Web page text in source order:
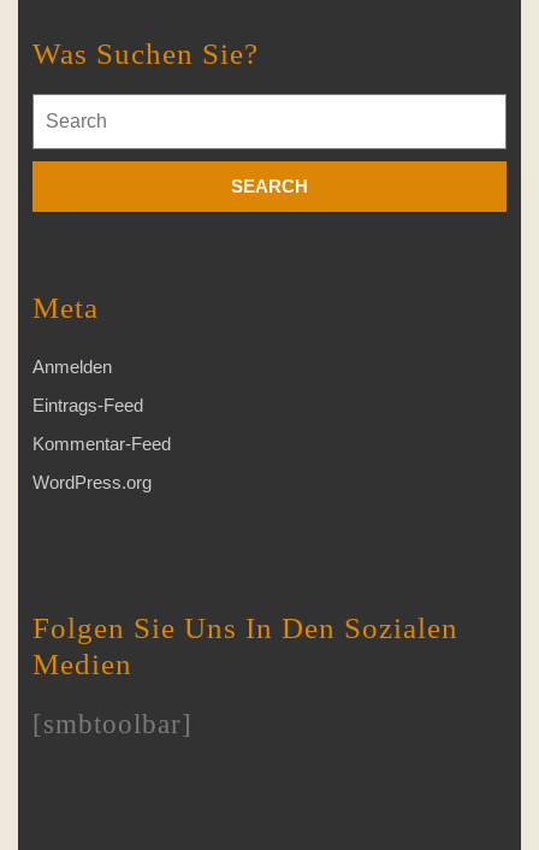
Was Suchen Sie?
for:
Meta
Anmelden
Eintrags-Feed
Kommentar-Feed
WordPress.org
Folgen Sie Uns In Den Sozialen
Medien
[smbtoolbar]